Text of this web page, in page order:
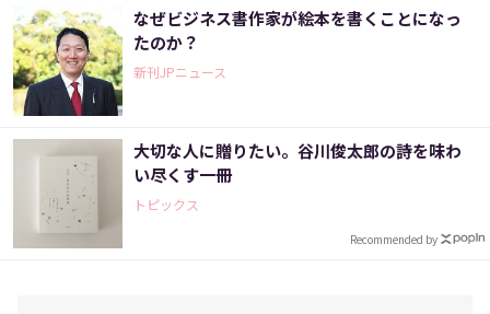
なぜビジネス書作家が絵本を書くことになっ
たのか？
新刊JPニュース
大切な人に贈りたい。谷川俊太郎の詩を味わ
い尽くす一冊
トピックス
Recommended by